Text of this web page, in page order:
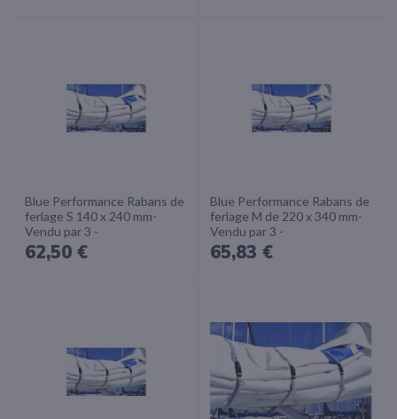
Blue Performance Rabans de
ferlage S 140 x 240 mm-
Vendu par 3 -
62,50 €
Blue Performance Rabans de
ferlage M de 220 x 340 mm-
Vendu par 3 -
65,83 €